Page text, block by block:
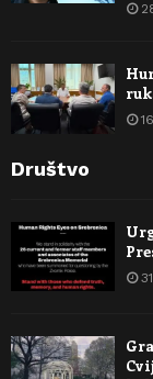
Društvo